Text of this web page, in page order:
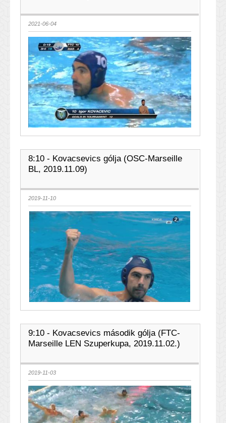
2021-06-04
8:10 - Kovacsevics gólja (OSC-Marseille
BL, 2019.11.09)
2019-11-10
9:10 - Kovacsevics második gólja (FTC-
Marseille LEN Szuperkupa, 2019.11.02.)
2019-11-03